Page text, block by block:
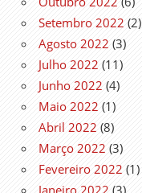
Setembro 2022 (2)
Agosto 2022 (3)
Julho 2022 (11)
Junho 2022 (4)
Maio 2022 (1)
Abril 2022 (8)
Março 2022 (3)
Fevereiro 2022 (1)
Janeiro 2022 (3)